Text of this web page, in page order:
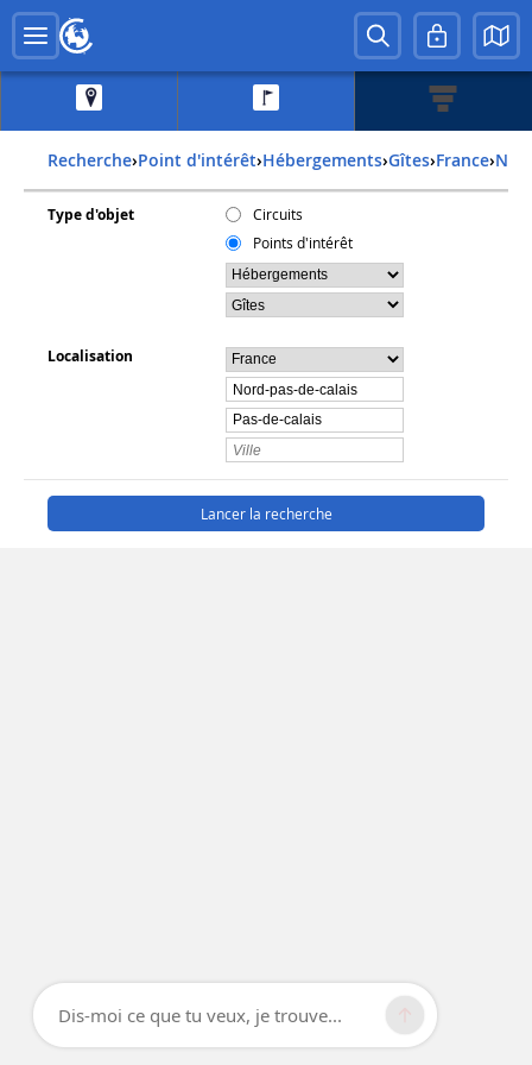
Recherche› Point d'intérêt› Hébergements› Gîtes› france›
Type d'objet
Circuits
Points d'intérêt
Localisation
Dis-moi ce que tu veux, je trouve...